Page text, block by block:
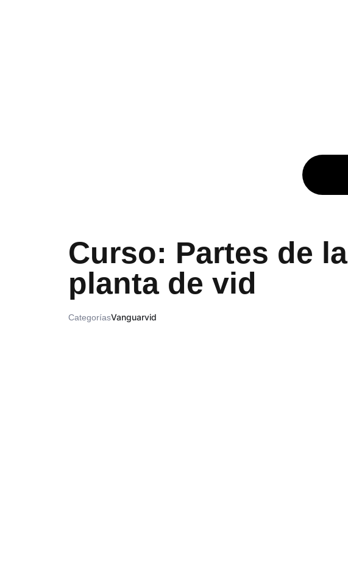
Curso: Partes de la
planta de vid
CategoríasVanguarvid